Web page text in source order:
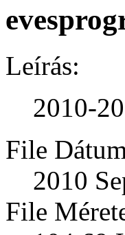
Leírás:
2010-
File
2010
File